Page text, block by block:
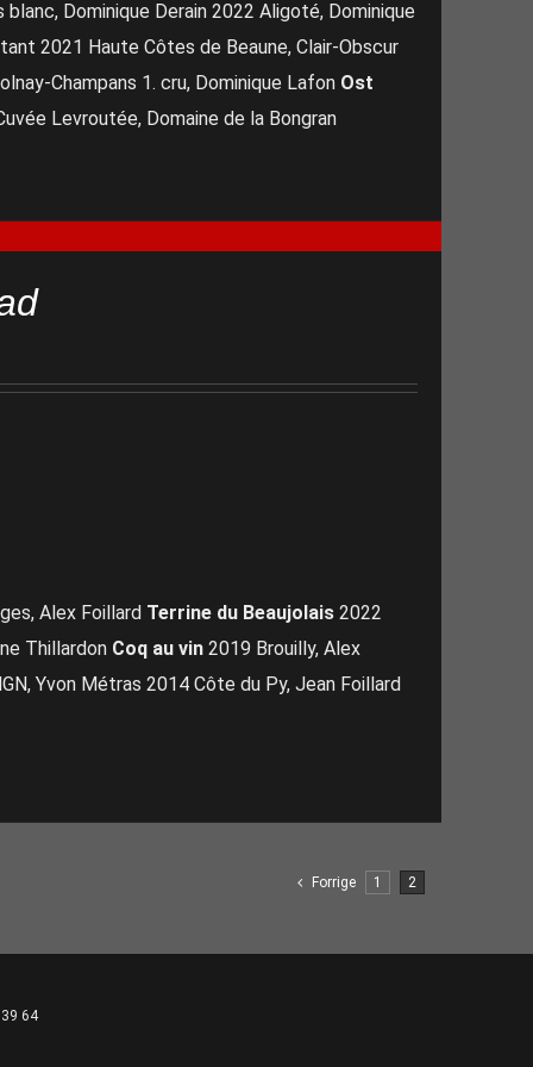
Dominique Derain 2022 Aligoté, Dominique
2021 Haute Côtes de Beaune, Clair-Obscur
Champans 1. cru, Dominique Lafon Ost
Levroutée, Domaine de la Bongran
Alex Foillard Terrine du Beaujolais2022
Thillardon Coq au vin2019 Brouilly, Alex
Yvon Métras 2014 Côte du Py, Jean Foillard
Forrige 1 2
64